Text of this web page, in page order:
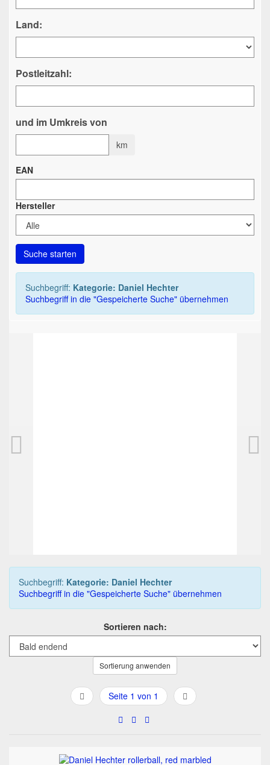
Land:
Postleitzahl:
und im Umkreis von
km
EAN
Hersteller
Suche starten
Suchbegriff: Kategorie: Daniel Hechter
Suchbegriff in die "Gespeicherte Suche" übernehmen
Suchbegriff: Kategorie: Daniel Hechter
Suchbegriff in die "Gespeicherte Suche" übernehmen
Sortieren nach:
Sortierung anwenden
Seite 1 von 1